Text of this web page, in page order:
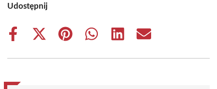
Udostępnij
Share
Share
(Twitter)
Share
Share
Share
Share